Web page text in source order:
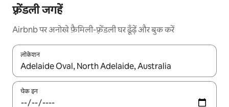
फ़्रेंडली जगहें
Airbnb पर अनोखे फ़ैमिली-फ़्रेंडली घर ढूँढ़ें और बुक करें
लोकेशन
नतीजों के उपलब्ध होने पर, अप और डाउन 'ऐरो की' का इस्तेमाल करके नेविगेट
चेक इन